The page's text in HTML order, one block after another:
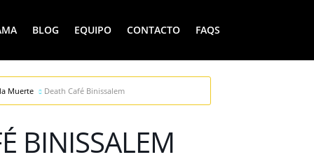
BLOG EQUIPO CONTACTO FAQS
Muerte Death Café Binissalem
BINISSALEM